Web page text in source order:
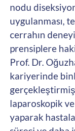
nodu
uygulanması,
cerrahın
prensiplere
Prof. Dr.
kariyerinde
laparoskopik
yaparak